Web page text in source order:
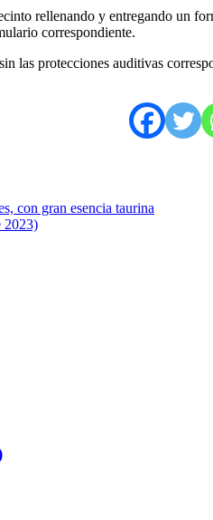
rellenando y entregando un
correspondiente.
las protecciones auditivas
con gran esencia taurina
2023)